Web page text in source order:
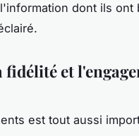
dont ils ont
et
est tout aussi